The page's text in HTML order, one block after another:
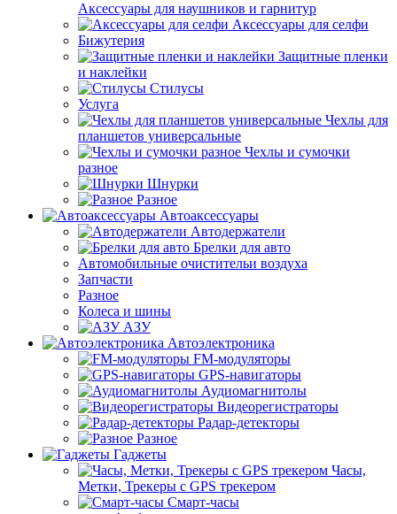
Аксессуары для наушников и гарнитур
Аксессуары для селфи
Бижутерия
Защитные пленки
и наклейки
Стилусы
Услуга
Чехлы для
планшетов универсальные
Чехлы и сумочки
разное
Шнурки
Разное
Автоаксессуары
Автодержатели
Брелки для авто
Автомобильные очистительи воздуха
Запчасти
Разное
Колеса и шины
АЗУ
Автоэлектроника
FM-модуляторы
GPS-навигаторы
Аудиомагнитолы
Видеорегистраторы
Радар-детекторы
Разное
Гаджеты
Часы,
Метки, Трекеры с GPS трекером
Смарт-часы